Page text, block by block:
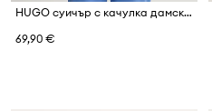
HUGO суичър с качулка дамски с памук SIGNATURE_HOODIE
69,90 €